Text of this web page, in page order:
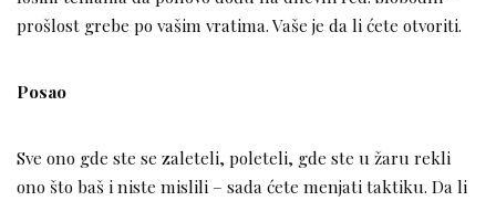
prošlost grebe po vašim vratima. Vaše je da li ćete otvoriti.
Posao
Sve ono gde ste se zaleteli, poleteli, gde ste u žaru rekli
ono što baš i niste mislili – sada ćete menjati taktiku. Da li